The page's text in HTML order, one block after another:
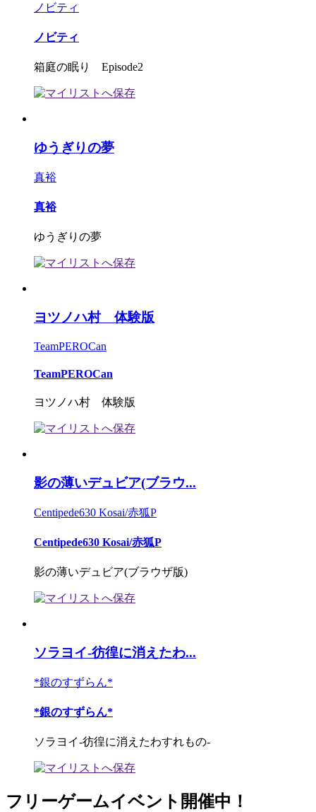
ノビティ
ノビティ
箱庭の眠り Episode2
ゆうぎりの夢
真裕
真裕
ゆうぎりの夢
ヨツノハ村 体験版
TeamPEROCan
TeamPEROCan
ヨツノハ村 体験版
影の薄いデュビア(ブラウ...
Centipede630 Kosai/赤狐P
Centipede630 Kosai/赤狐P
影の薄いデュビア(ブラウザ版)
ソラヨイ-彷徨に消えたわ...
*銀のすずらん*
*銀のすずらん*
ソラヨイ-彷徨に消えたわすれもの-
フリーゲームイベント開催中！